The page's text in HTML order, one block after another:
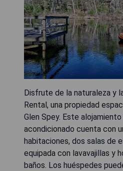
Disfrute de la naturaleza y
Rental, una propiedad
Glen Spey. Este
acondicionado cuenta con
habitaciones, dos salas de
equipada con lavavajillas y
baños. Los huéspedes